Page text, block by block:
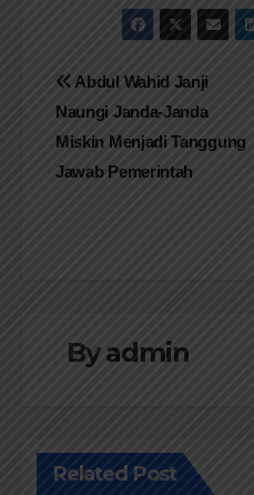
Navigasi
pos
Abdul Wahid Janji
Naungi Janda-Janda
Miskin Menjadi Tanggung
Jawab Pemerintah
Byadmin
Related Post